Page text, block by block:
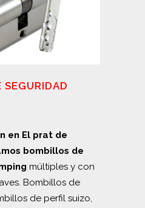
en El prat de
bombillos de
múltiples y con
Bombillos de
de perfil suizo,